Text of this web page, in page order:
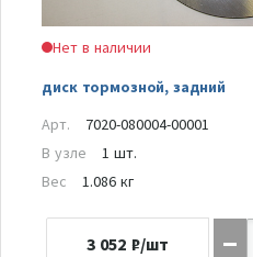
Нет в наличии
диск тормозной, задний
Арт.
7020-080004-00001
В узле
1 шт.
Вес
1.086 кг
3 052 ₽/шт